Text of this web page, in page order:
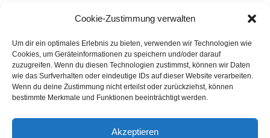
Cookie-Zustimmung verwalten
Um dir ein optimales Erlebnis zu bieten, verwenden wir Technologien wie
Cookies, um Geräteinformationen zu speichern und/oder darauf
zuzugreifen. Wenn du diesen Technologien zustimmst, können wir Daten
wie das Surfverhalten oder eindeutige IDs auf dieser Website verarbeiten.
Wenn du deine Zustimmung nicht erteilst oder zurückziehst, können
bestimmte Merkmale und Funktionen beeinträchtigt werden.
Akzeptieren
Druckereien in Österreich
Kundenstimmen